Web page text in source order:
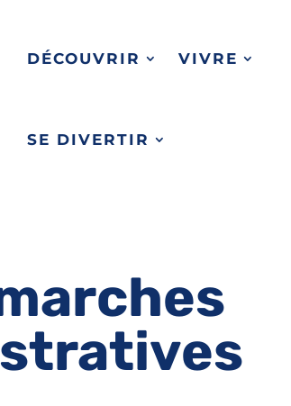
DÉCOUVRIR VIVRE
SE DIVERTIR